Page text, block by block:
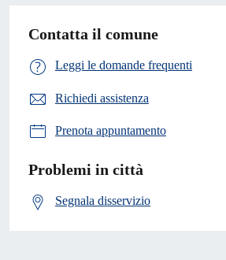
Contatta il comune
Leggi le domande frequenti
Richiedi assistenza
Prenota appuntamento
Problemi in città
Segnala disservizio